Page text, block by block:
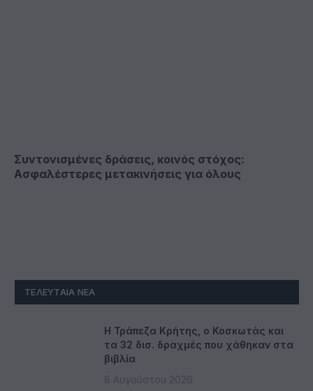
Συντονισμένες δράσεις, κοινός στόχος:
Ασφαλέστερες μετακινήσεις για όλους
ΤΕΛΕΥΤΑΊΑ ΝΈΑ
Η Τράπεζα Κρήτης, ο Κοσκωτάς και
τα 32 δισ. δραχμές που χάθηκαν στα
βιβλία
8 Αυγούστου 2026